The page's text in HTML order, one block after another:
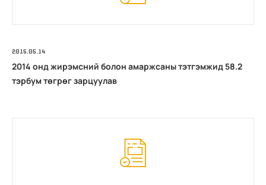
2015.05.14
2014 онд жирэмсний болон амаржсаны тэтгэмжид 58.2
тэрбум төгрөг зарцуулав